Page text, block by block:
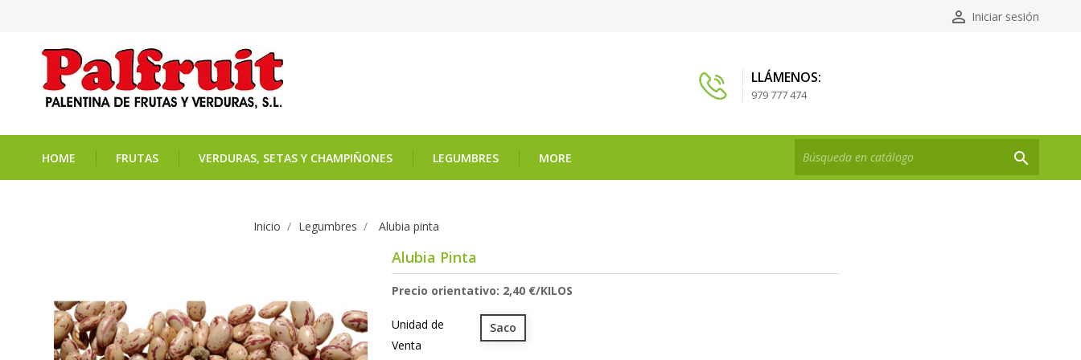
LLÁMENOS:
979 777 474
 Iniciar sesión
HOME FRUTAS VERDURAS, SETAS Y CHAMPIÑONES LEGUMBRES MORE 
Inicio Legumbres Alubia pinta
Alubia Pinta
Precio orientativo: 2,40 €/KILOS
Unidad de
Venta
Saco